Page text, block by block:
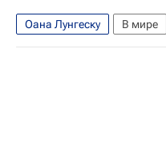
Оана Лунгеску В мире